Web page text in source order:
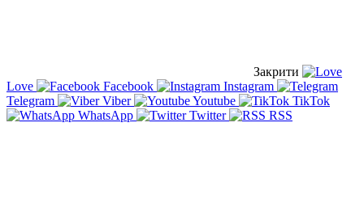
Закрити
Love
Facebook
Instagram
Telegram
Viber Youtube
TikTok
WhatsApp
Twitter RSS